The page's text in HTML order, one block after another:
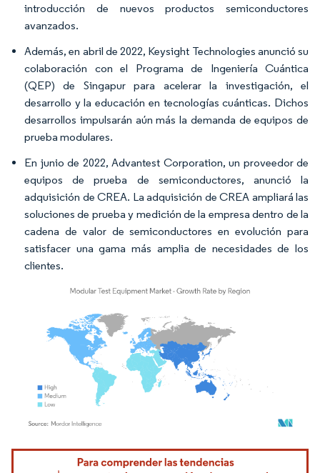
introducción de nuevos productos semiconductores
avanzados.
Además, en abril de 2022, Keysight Technologies anunció su
colaboración con el Programa de Ingeniería Cuántica
(QEP) de Singapur para acelerar la investigación, el
desarrollo y la educación en tecnologías cuánticas. Dichos
desarrollos impulsarán aún más la demanda de equipos de
prueba modulares.
En junio de 2022, Advantest Corporation, un proveedor de
equipos de prueba de semiconductores, anunció la
adquisición de CREA. La adquisición de CREA ampliará las
soluciones de prueba y medición de la empresa dentro de la
cadena de valor de semiconductores en evolución para
satisfacer una gama más amplia de necesidades de los
clientes.
Imagen © Mordor Intelligence. El uso requiere atribución según CC BY 4.0.